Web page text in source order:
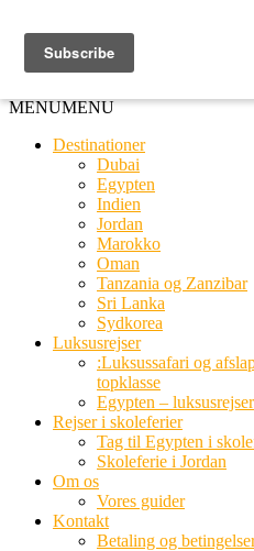
MENUMENU
Destinationer
Dubai
Egypten
Indien
Jordan
Marokko
Oman
Tanzania og Zanzibar
Sri Lanka
Sydkorea
Luksusrejser
:Luksussafari og
topklasse
Egypten – luksusrejser
Rejser i skoleferier
Tag til Egypten i
Skoleferie i Jordan
Om os
Vores guider
Kontakt
Betaling og